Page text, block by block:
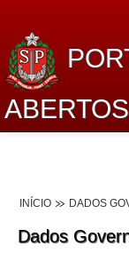
Lei de Acesso
INÍCIO DADOS
Dados